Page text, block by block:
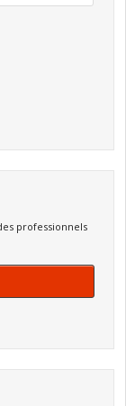
professionnels